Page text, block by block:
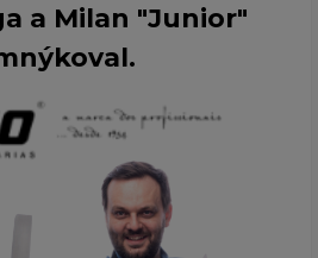
a Milan "Junior"